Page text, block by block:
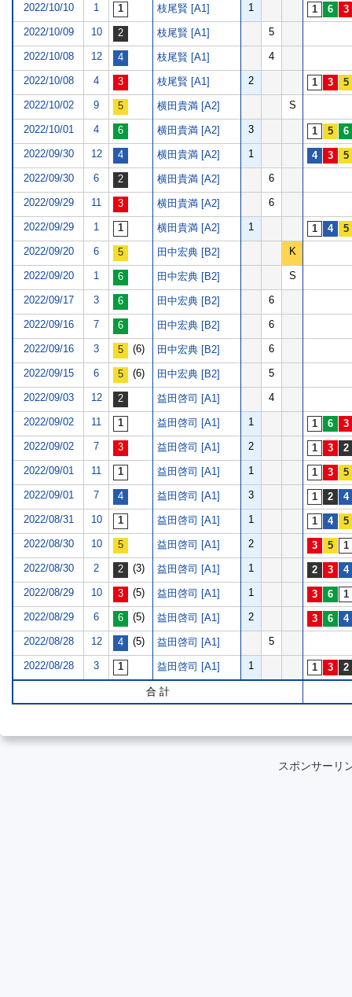
2022/10/10 1 枝尾賢 [A1] 1
2022/10/09 10 枝尾賢 [A1] 5
2022/10/08 12 枝尾賢 [A1] 4
2022/10/08 4 枝尾賢 [A1] 2
2022/10/02 9 横田貴満 [A2] S
2022/10/01 4 横田貴満 [A2] 3
2022/09/30 12 横田貴満 [A2] 1
2022/09/30 6 横田貴満 [A2] 6
2022/09/29 11 横田貴満 [A2] 6
2022/09/29 1 横田貴満 [A2] 1
2022/09/20 6 田中宏典 [B2] K
2022/09/20 1 田中宏典 [B2] S
2022/09/17 3 田中宏典 [B2] 6
2022/09/16 7 田中宏典 [B2] 6
2022/09/16 3 (6) 田中宏典 [B2] 6
2022/09/15 6 (6) 田中宏典 [B2] 5
2022/09/03 12 益田啓司 [A1] 4
2022/09/02 11 益田啓司 [A1] 1
2022/09/02 7 益田啓司 [A1] 2
2022/09/01 11 益田啓司 [A1] 1
2022/09/01 7 益田啓司 [A1] 3
2022/08/31 10 益田啓司 [A1] 1
2022/08/30 10 益田啓司 [A1] 2
2022/08/30 2 (3) 益田啓司 [A1] 1
2022/08/29 10 (5) 益田啓司 [A1] 1
2022/08/29 6 (5) 益田啓司 [A1] 2
2022/08/28 12 (5) 益田啓司 [A1] 5
2022/08/28 3 益田啓司 [A1] 1
合 計
スポンサーリ